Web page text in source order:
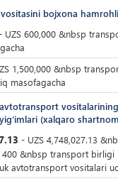
bojxona
- UZS 600,000 &nbsp
1,500,000 &nbsp
masofagacha
(xalqaro
- UZS 4,748,027.13
400 &nbsp transport birligi
avtotransport vositalari